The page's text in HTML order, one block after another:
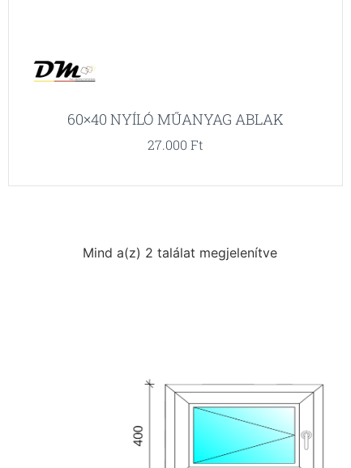
60×40 NYÍLÓ MŰANYAG ABLAK
27.000Ft
Mind a(z) 2 találat megjelenítve